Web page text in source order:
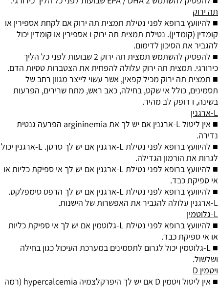
תה ירוק
■ להיוועץ ברופא לפני נטילת תמצית תה ירוק אם לקחת אספירין או
קומדין (קומדין). נטילת תמצית תה ירוק ו אספירין או קומדין יכול
להגביר את הסיכון לדימום.
■ להפסיק להשתמש תמצית תה ירוק 2 שבועות לפני כל הליך
כירורגי. תמצית תה ירוק עלולה להפחית את הצטברות טסיות הדם.
■ תמצית תה ירוק מכיל קפאין, אשר עשוי לייצר מגוון רחב של
תסמינים, כולל אי שקט, בחילה, כאב ראש, מתח שרירים, הפרעות
בשינה, ו דופק לב מהיר.
L-ארגנין
■ אין ליטול L-ארגנין אם יש לך את argininemia הפרעה גנטית
נדירה.
■ להיוועץ ברופא לפני נטילת L-ארגנין אם יש לך סרטן. L-ארגנין יכול
לגרות את הורמון הגדילה.
■ להיוועץ ברופא לפני נטילת L-ארגנין אם יש לך אי ספיקת כליות או
אי ספיקת כבד.
■ להיוועץ ברופא לפני נטילת L-ארגנין אם יש לך הרפס סימפלקס.
L-ארגנין עלולה להגביר את האפשרות של הישנות.
L-גלוטמין
■ להיוועץ ברופא לפני נטילת L-גלוטמין אם יש לך אי ספיקת כליות
או אי ספיקת כבד.
■ L-גלוטמין יכול לגרום לתסמינים במערכת העיכול כגון בחילה
ושלשול.
ויטמין D
■ אין ליטול ויטמין D אם יש לך היפרקלצמיה hypercalcemia (רמה